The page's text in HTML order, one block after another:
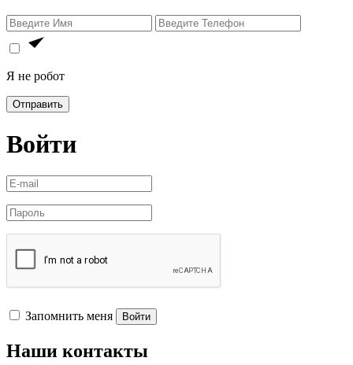
Я не робот
Отправить
Войти
Запомнить меня Войти
Наши контакты